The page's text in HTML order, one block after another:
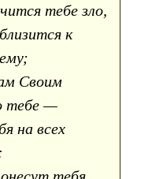
тебе зло,
к
Своим
тебе —
на всех
тебя,